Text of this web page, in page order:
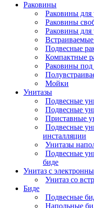
Раковины
Раковины для
Раковины
Раковины для
Подвесные
Компактные
Раковины под
Мойки
Унитазы
Подвесные
Подвесные
Приставные
Подвесные
инсталляции
Унитазы
Подвесные
биде
Унитаз с
Унитаз со
Биде
Подвесные
Напольные